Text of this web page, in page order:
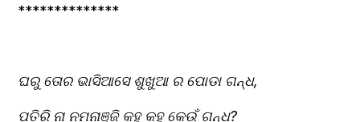
**************
ଘରୁ ତୋର ଭାସିଆସେ ଶୁଖୁଆ ର ପୋଡା ଗନ୍ଧ,
ପତିରି ନା ନମନାଞ୍ଜି କହ କହ କେଉଁ ଗନ୍ଧ?